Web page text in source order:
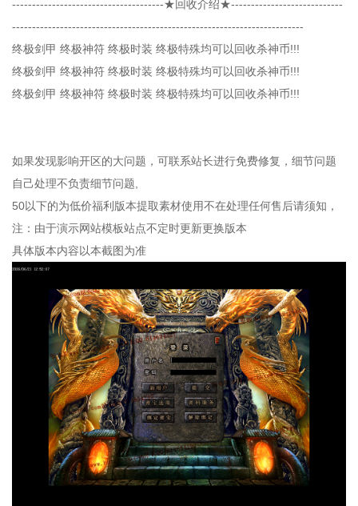
--------------------------------------★回收介绍★----------------------------
-------------------------------------------------------------------------
终极剑甲 终极神符 终极时装 终极特殊均可以回收杀神币!!!
终极剑甲 终极神符 终极时装 终极特殊均可以回收杀神币!!!
终极剑甲 终极神符 终极时装 终极特殊均可以回收杀神币!!!
如果发现影响开区的大问题，可联系站长进行免费修复，细节问题
自己处理不负责细节问题,
50以下的为低价福利版本提取素材使用不在处理任何售后请须知，
注：由于演示网站模板站点不定时更新更换版本
具体版本内容以本截图为准